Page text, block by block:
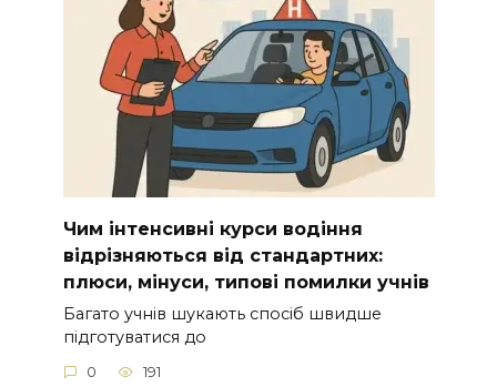
Чим інтенсивні курси водіння
відрізняються від стандартних:
плюси, мінуси, типові помилки учнів
Багато учнів шукають спосіб швидше
підготуватися до
0 191